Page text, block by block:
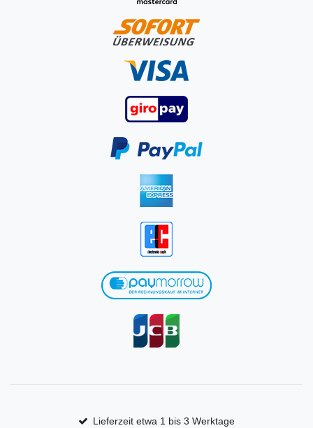
Lieferzeit etwa 1 bis 3 Werktage